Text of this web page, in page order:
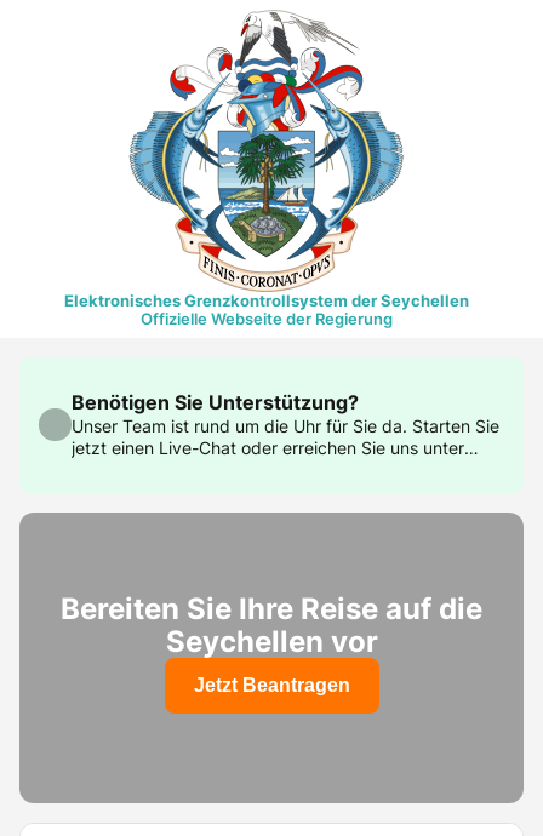
Elektronisches Grenzkontrollsystem der Seychellen
Offizielle Webseite der Regierung
Benötigen Sie Unterstützung?
Unser Team ist rund um die Uhr für Sie da. Starten Sie
jetzt einen Live-Chat oder erreichen Sie uns unter
Bereiten Sie Ihre Reise auf die
Seychellen vor
Jetzt Beantragen